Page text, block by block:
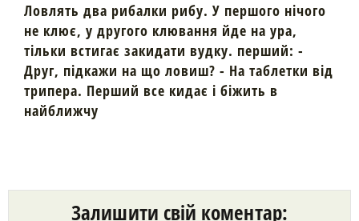
Ловлять два рибалки рибу. У першого нічого
не клює, у другого клювання йде на ура,
тільки встигає закидати вудку. перший: -
Друг, підкажи на що ловиш? - На таблетки від
трипера. Перший все кидає і біжить в
найближчу
Залишити свій коментар: